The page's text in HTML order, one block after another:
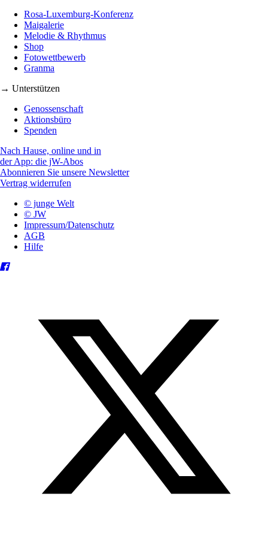
Rosa-Luxemburg-Konferenz
Maigalerie
Melodie & Rhythmus
Shop
Fotowettbewerb
Granma
→ Unterstützen
Genossenschaft
Aktionsbüro
Spenden
Nach Hause, online und in
der App: die jW-Abos
Abonnieren Sie unsere Newsletter
Vertrag widerrufen
© junge Welt
© JW
Impressum/Datenschutz
AGB
Hilfe